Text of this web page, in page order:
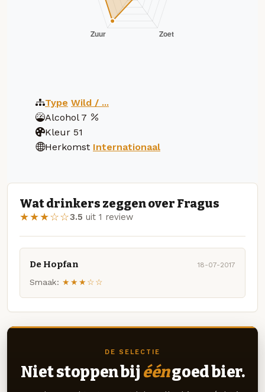
Type Wild / ...
Alcohol 7
Kleur 51
Herkomst Internationaal
Wat drinkers zeggen over Fragus
★★★☆☆3.5 uit 1 review
De Hopfan 18-07-2017
Smaak: ★★★☆☆
DE SELECTIE
Niet stoppen bij ééngoed bier.